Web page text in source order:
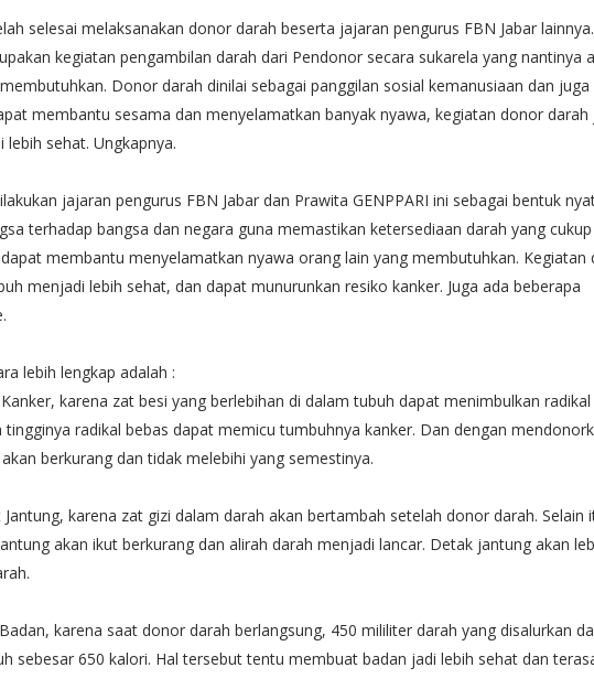
selesai melaksanakan donor darah beserta jajaran pengurus FBN Jabar lainnya.
kegiatan pengambilan darah dari Pendonor secara sukarela yang nantinya
Donor darah dinilai sebagai panggilan sosial kemanusiaan dan juga
membantu sesama dan menyelamatkan banyak nyawa, kegiatan donor darah
sehat. Ungkapnya.
jajaran pengurus FBN Jabar dan Prawita GENPPARI ini sebagai bentuk
terhadap bangsa dan negara guna memastikan ketersediaan darah yang
membantu menyelamatkan nyawa orang lain yang membutuhkan. Kegiatan
menjadi lebih sehat, dan dapat munurunkan resiko kanker. Juga ada beberapa
lebih lengkap adalah :
karena zat besi yang berlebihan di dalam tubuh dapat menimbulkan radikal
radikal bebas dapat memicu tumbuhnya kanker. Dan dengan
berkurang dan tidak melebihi yang semestinya.
karena zat gizi dalam darah akan bertambah setelah donor darah. Selain
akan ikut berkurang dan alirah darah menjadi lancar. Detak jantung akan
karena saat donor darah berlangsung, 450 mililiter darah yang disalurkan
sebesar 650 kalori. Hal tersebut tentu membuat badan jadi lebih sehat dan